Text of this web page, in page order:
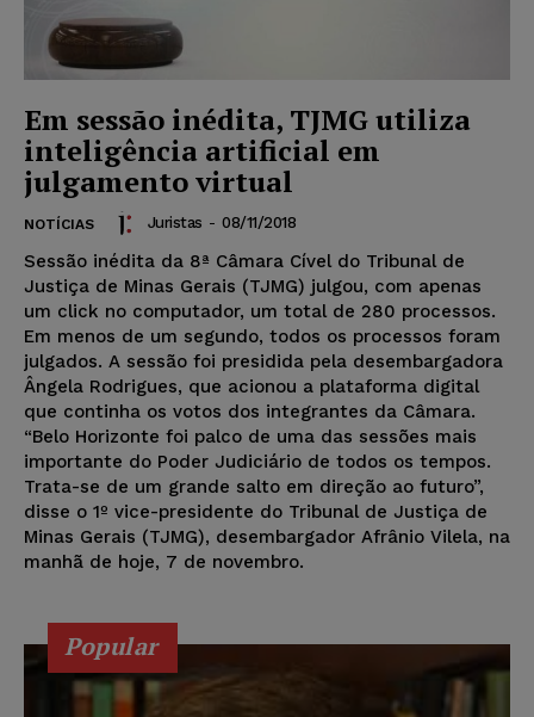
Em sessão inédita, TJMG utiliza
inteligência artificial em
julgamento virtual
NOTÍCIAS Juristas - 08/11/2018
Sessão inédita da 8ª Câmara Cível do Tribunal de
Justiça de Minas Gerais (TJMG) julgou, com apenas
um click no computador, um total de 280 processos.
Em menos de um segundo, todos os processos foram
julgados. A sessão foi presidida pela desembargadora
Ângela Rodrigues, que acionou a plataforma digital
que continha os votos dos integrantes da Câmara.
“Belo Horizonte foi palco de uma das sessões mais
importante do Poder Judiciário de todos os tempos.
Trata-se de um grande salto em direção ao futuro”,
disse o 1º vice-presidente do Tribunal de Justiça de
Minas Gerais (TJMG), desembargador Afrânio Vilela, na
manhã de hoje, 7 de novembro.
Popular